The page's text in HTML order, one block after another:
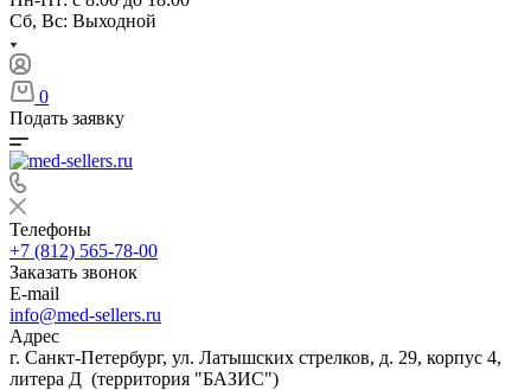
Сб, Вс: Выходной
0
Подать заявку
Телефоны
+7 (812) 565-78-00
Заказать звонок
E-mail
info@med-sellers.ru
Адрес
г. Санкт-Петербург, ул. Латышских стрелков, д. 29, корпус 4,
литера Д (территория "БАЗИС")